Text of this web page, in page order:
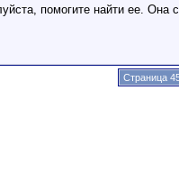
помогите найти ее. Она
Страница